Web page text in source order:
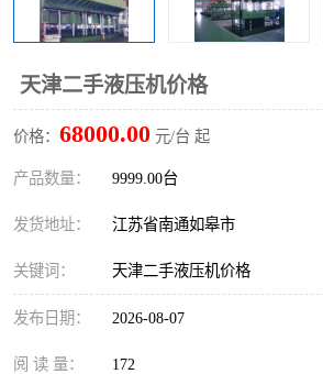
天津二手液压机价格
价格： 68000.00 元/台 起
产品数量： 9999.00台
发货地址： 江苏省南通如皋市
关键词： 天津二手液压机价格
发布日期： 2026-08-07
阅 读 量： 172